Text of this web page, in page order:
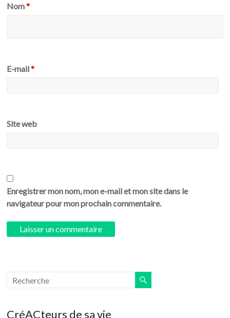
Nom*
E-mail*
Site web
Enregistrer mon nom, mon e-mail et mon site dans le
navigateur pour mon prochain commentaire.
CréACteurs de sa vie